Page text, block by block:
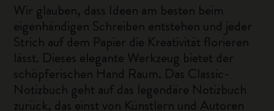
Wir glauben, dass Ideen am besten beim
eigenhändigen Schreiben entstehen und jeder
Strich auf dem Papier die Kreativität florieren
lässt. Dieses elegante Werkzeug bietet der
schöpferischen Hand Raum. Das Classic-
Notizbuch geht auf das legendäre Notizbuch
zurück, das einst von Künstlern und Autoren